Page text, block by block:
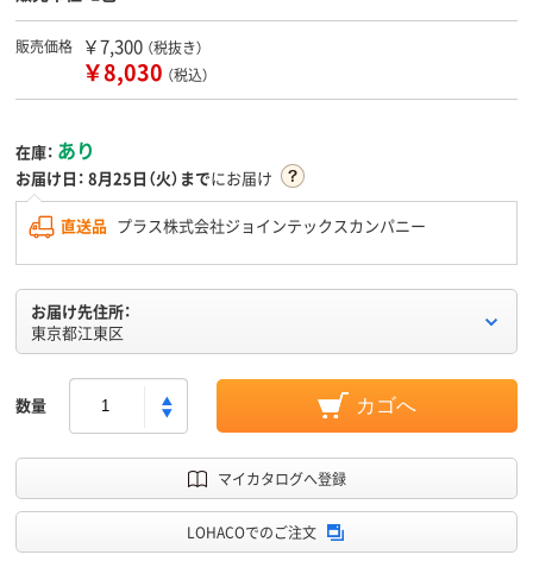
販売価格 ￥7,300 （税抜き）
￥8,030 （税込）
在庫： あり
お届け日： 8月25日（火）までにお届け
直送品 プラス株式会社ジョインテックスカンパニー
お届け先住所：
東京都江東区
数量 カゴへ
マイカタログへ登録
LOHACOでのご注文